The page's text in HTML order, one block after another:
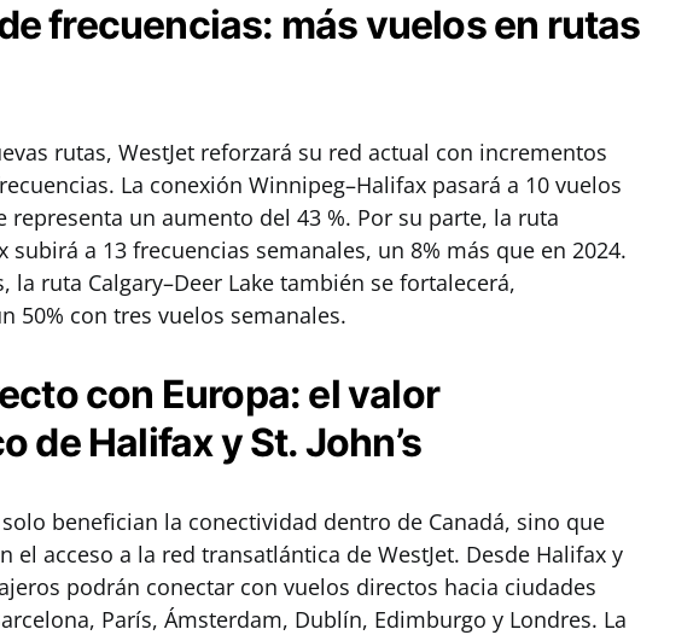
frecuencias: más vuelos en rutas
rutas, WestJet reforzará su red actual con incrementos
La conexión Winnipeg–Halifax pasará a 10 vuelos
representa un aumento del 43 %. Por su parte, la ruta
subirá a 13 frecuencias semanales, un 8% más que en 2024.
la ruta Calgary–Deer Lake también se fortalecerá,
50% con tres vuelos semanales.
con Europa: el valor
de Halifax y St. John’s
benefician la conectividad dentro de Canadá, sino que
el acceso a la red transatlántica de WestJet. Desde Halifax y
podrán conectar con vuelos directos hacia ciudades
París, Ámsterdam, Dublín, Edimburgo y Londres. La